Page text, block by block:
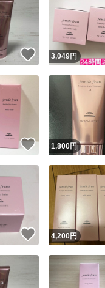
Yahoo!フリマが
安心取引出品者
安心取引出品者
取引実績
取引実績◯+
他フリマ実績
スピード&安心発
※このバッジは実績
商品画像の
コピーは1
いいね！
3,049円
いいね！
1,800円
いいね！
4,200円